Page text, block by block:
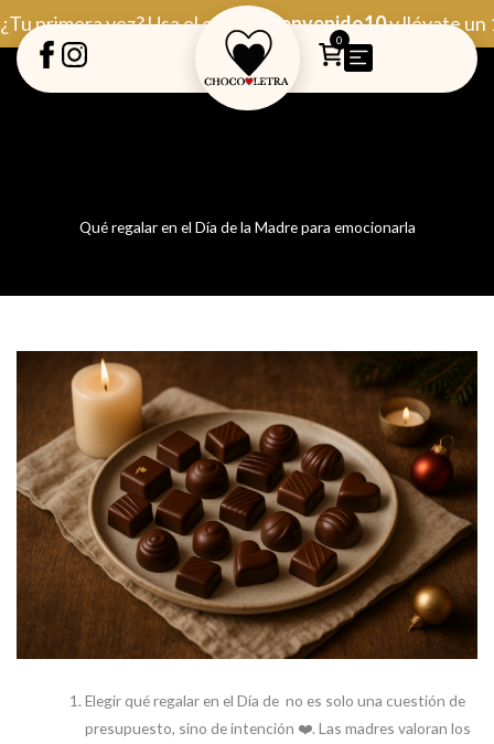
al
contenido
¿Tu primera vez? Usa el código Bienvenido10y llévate un
0
Qué regalar en el Día de la Madre para emocionarla
Elegir qué regalar en el Día de no es solo una cuestión de
presupuesto, sino de intención ❤️. Las madres valoran los